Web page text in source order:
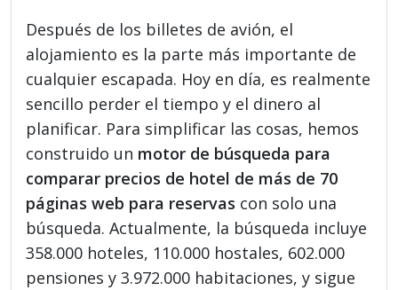
Después de los billetes de avión, el
alojamiento es la parte más importante de
cualquier escapada. Hoy en día, es realmente
sencillo perder el tiempo y el dinero al
planificar. Para simplificar las cosas, hemos
construido un motor de búsqueda para
comparar precios de hotel de más de 70
páginas web para reservas con solo una
búsqueda. Actualmente, la búsqueda incluye
358.000 hoteles, 110.000 hostales, 602.000
pensiones y 3.972.000 habitaciones, y sigue